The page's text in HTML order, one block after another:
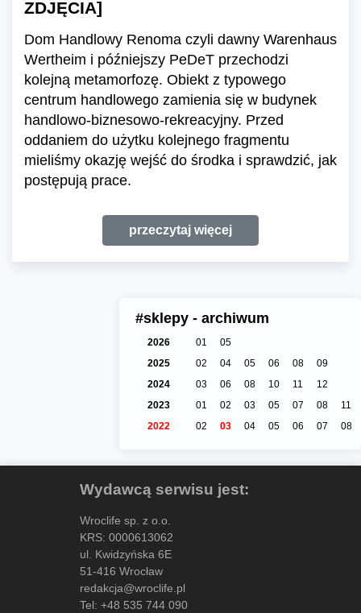
ZDJĘCIA]
Dom Handlowy Renoma czyli dawny Warenhaus
Wertheim i późniejszy PeDeT przechodzi
kolejną metamorfozę. Obiekt z typowego
centrum handlowego zamienia się w budynek
handlowo-biznesowo-rekreacyjny. Przed
oddaniem do użytku kolejnego fragmentu
mieliśmy okazję wejść do środka i sprawdzić, jak
postępują prace.
przeczytaj więcej
#sklepy - archiwum
2026 01
05
2025
02 04 05 06 08
09
2024
03 06 08 10 11
12
2023
01 02 03 05 07 08
11
2022
02 03 04 05 06 07 08
Wydawcą serwisu jest:
Wroclife sp. z o.o.
KRS: 0000613062
ul. Kwidzyńska 6E
51-416 Wrocław
redakcja@wroclife.pl
Tel: +48 535 744 090